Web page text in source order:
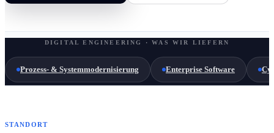
DIGITAL ENGINEERING · WAS WIR LIEFERN
Prozess- & Systemmodernisierung Enterprise Software
STANDORT